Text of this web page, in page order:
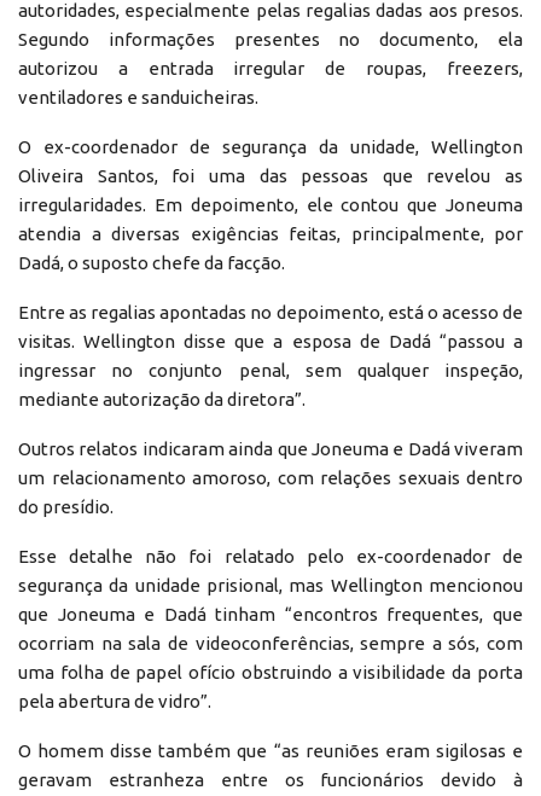
autoridades, especialmente pelas regalias dadas aos presos.
Segundo informações presentes no documento, ela
autorizou a entrada irregular de roupas, freezers,
ventiladores e sanduicheiras.
O ex-coordenador de segurança da unidade, Wellington
Oliveira Santos, foi uma das pessoas que revelou as
irregularidades. Em depoimento, ele contou que Joneuma
atendia a diversas exigências feitas, principalmente, por
Dadá, o suposto chefe da facção.
Entre as regalias apontadas no depoimento, está o acesso de
visitas. Wellington disse que a esposa de Dadá “passou a
ingressar no conjunto penal, sem qualquer inspeção,
mediante autorização da diretora”.
Outros relatos indicaram ainda que Joneuma e Dadá viveram
um relacionamento amoroso, com relações sexuais dentro
do presídio.
Esse detalhe não foi relatado pelo ex-coordenador de
segurança da unidade prisional, mas Wellington mencionou
que Joneuma e Dadá tinham “encontros frequentes, que
ocorriam na sala de videoconferências, sempre a sós, com
uma folha de papel ofício obstruindo a visibilidade da porta
pela abertura de vidro”.
O homem disse também que “as reuniões eram sigilosas e
geravam estranheza entre os funcionários devido à